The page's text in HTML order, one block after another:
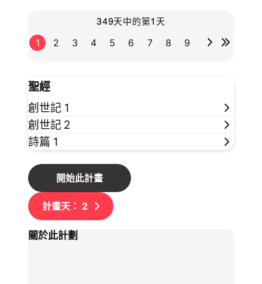
349天中的第1天
1 2 3 4 5 6 7 8 9
聖經
創世記 1
創世記 2
詩篇 1
開始此計畫
計畫天： 2
關於此計劃